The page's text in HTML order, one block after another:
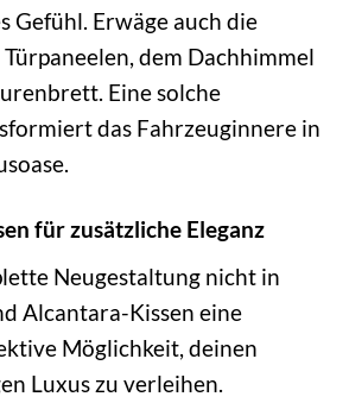
Gefühl. Erwäge auch die
dem Dachhimmel
Eine solche
das Fahrzeuginnere in
für zusätzliche Eleganz
Neugestaltung nicht in
Alcantara-Kissen eine
Möglichkeit, deinen
Luxus zu verleihen.